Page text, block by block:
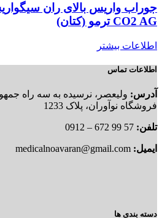
CO2 AG ترمو (کتان)
اطلاعات بیشتر
اطلاعات تماس
آدرس: ولیعصر، نرسیده به سه راه
فروشگاه نوآوران، پلاک 1233
تلفن: 57 99 672 – 0912
ایمیل:
دسته بندی ها